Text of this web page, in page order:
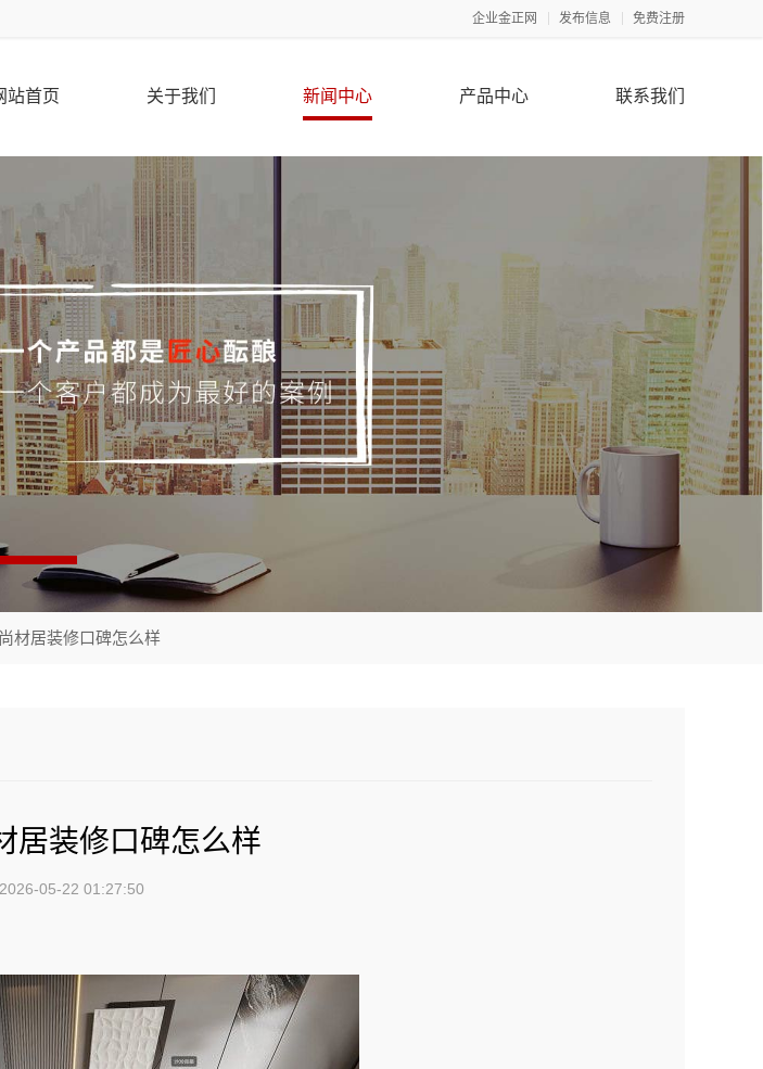
企业金正网 发布信息 免费注册
站首页 关于我们 新闻中心 产品中心 联系我们
材居装修口碑怎么样
居装修口碑怎么样
05-22 01:27:50